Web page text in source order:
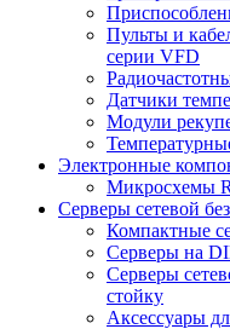
Пульты и
серии VFD
Датчики
Модули
Электронные
Микросхемы
Серверы сетевой
Компактные
Серверы на
Серверы
стойку
Аксессуары